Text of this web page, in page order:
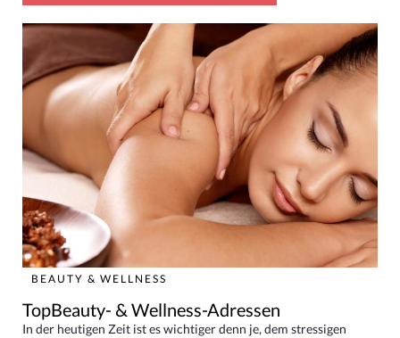
BEAUTY & WELLNESS
TopBeauty- & Wellness-Adressen
In der heutigen Zeit ist es wichtiger denn je, dem stressigen